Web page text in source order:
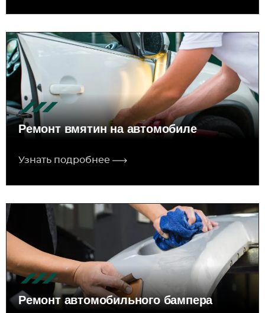
Ремонт вмятин на автомобиле
Узнать подробнее
Ремонт автомобильного бампера